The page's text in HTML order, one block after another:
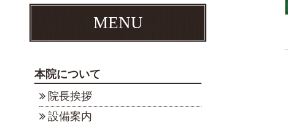
MENU
本院について
院長挨拶
設備案内